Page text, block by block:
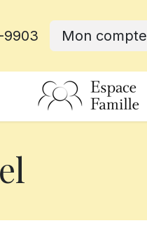
9903 Mon compte